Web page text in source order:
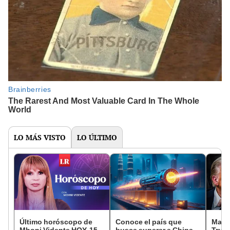
LO MÁS VISTO LO ÚLTIMO
Último horóscopo de
Conoce el país que